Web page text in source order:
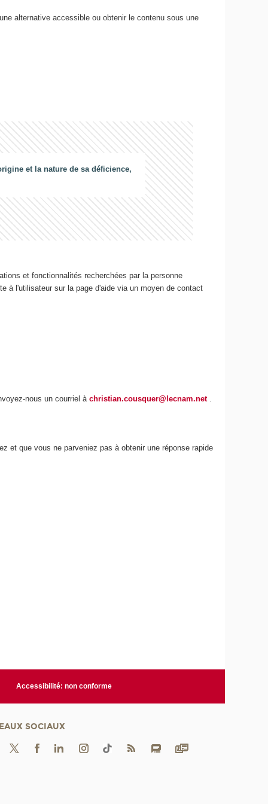
alternative accessible ou obtenir le contenu sous une
et la nature de sa déficience,
et fonctionnalités recherchées par la personne
à l'utilisateur sur la page d'aide via un moyen de contact
nous un courriel àchristian.cousquer@lecnam.net
et que vous ne parveniez pas à obtenir une réponse rapide
Accessibilité: non conforme
SOCIAUX